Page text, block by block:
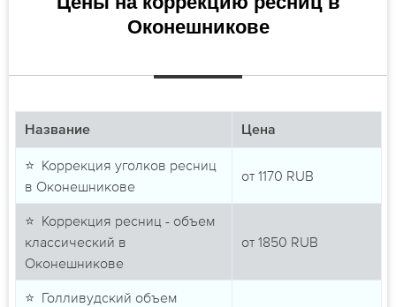
Оконешникове
Название Цена
⭐ Коррекция уголков ресниц
в Оконешникове
от 1170 RUB
⭐ Коррекция ресниц - объем
классический в
Оконешникове
от 1850 RUB
⭐ Голливудский объем